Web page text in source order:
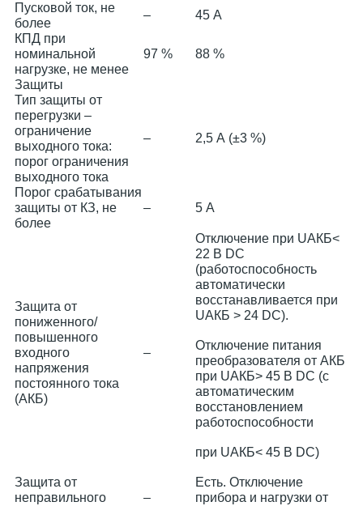
Пусковой ток, не
более
–
45 А
КПД при
номинальной
нагрузке, не менее
97 % 88 %
Защиты
Тип защиты от
перегрузки –
ограничение
выходного тока:
порог ограничения
выходного тока
– 2,5 А (±3 %)
Порог срабатывания
защиты от КЗ, не
более
– 5 А
Защита от
пониженного/
повышенного
входного
напряжения
постоянного тока
(АКБ)
–
Отключение при UАКБ<
22 В DС
(работоспособность
автоматически
восстанавливается при
UАКБ > 24 DС).
Отключение питания
преобразователя от АКБ
при UАКБ> 45 В DС (с
автоматическим
восстановлением
работоспособности
при UАКБ< 45 В DС)
Защита от
неправильного
–
Есть. Отключение
прибора и нагрузки от